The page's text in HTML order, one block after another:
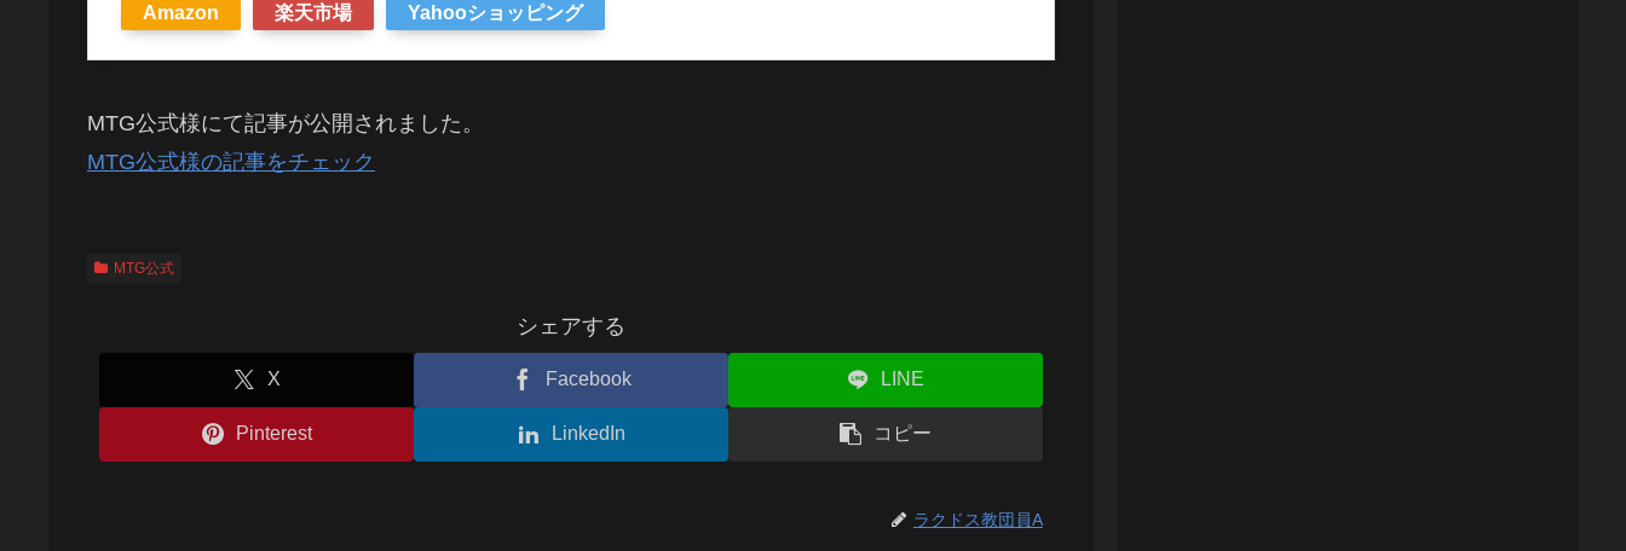
Amazon 楽天市場 Yahooショッピング
MTG公式様にて記事が公開されました。
MTG公式様の記事をチェック
MTG公式
シェアする
X Facebook LINE
Pinterest LinkedIn コピー
ラクドス教団員A